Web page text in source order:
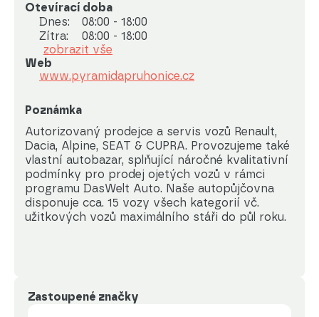
Otevírací doba
Dnes:
08:00 - 18:00
Zítra:
08:00 - 18:00
zobrazit vše
Web
www.pyramidapruhonice.cz
Poznámka
Autorizovaný prodejce a servis vozů Renault,
Dacia, Alpine, SEAT & CUPRA. Provozujeme také
vlastní autobazar, splňující náročné kvalitativní
podmínky pro prodej ojetých vozů v rámci
programu DasWelt Auto. Naše autopůjčovna
disponuje cca. 15 vozy všech kategorií vč.
užitkových vozů maximálního stáři do půl roku.
Zastoupené značky